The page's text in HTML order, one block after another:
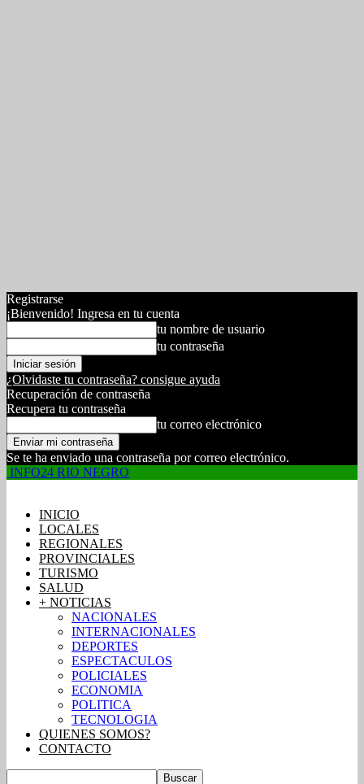
Registrarse
¡Bienvenido! Ingresa en tu cuenta
tu nombre de usuario
tu contraseña
¿Olvidaste tu contraseña? consigue ayuda
Recuperación de contraseña
Recupera tu contraseña
tu correo electrónico
Se te ha enviado una contraseña por correo electrónico.
INFO24 RIO NEGRO
INICIO
LOCALES
REGIONALES
PROVINCIALES
TURISMO
SALUD
+ NOTICIAS
NACIONALES
INTERNACIONALES
DEPORTES
ESPECTACULOS
POLICIALES
ECONOMIA
POLITICA
TECNOLOGIA
QUIENES SOMOS?
CONTACTO